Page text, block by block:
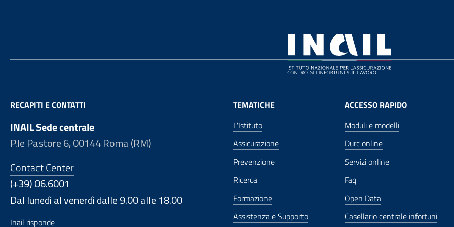
RECAPITI E CONTATTI
INAIL Sede centrale
P.le Pastore 6, 00144 Roma (RM)
Contact Center
(+39) 06.6001
Dal lunedì al venerdì dalle 9.00 alle 18.00
Inail risponde
TEMATICHE
L'Istituto
Assicurazione
Prevenzione
Ricerca
Formazione
Assistenza e Supporto
ACCESSO RAPIDO
Moduli e modelli
Durc online
Servizi online
Faq
Open Data
Casellario centrale infortuni